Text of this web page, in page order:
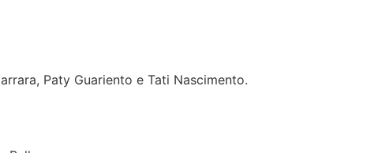
Paty Guariento e Tati Nascimento.